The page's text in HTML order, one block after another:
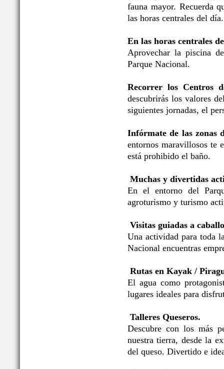
fauna mayor. Recuerda
las horas centrales del día.
En las horas centrales
Aprovechar la piscina
Parque Nacional.
Recorrer los Centros
descubrirás los valores
siguientes jornadas, el
Infórmate de las zonas
entornos maravillosos te
está prohibido el baño.
Muchas y divertidas
En el entorno del
agroturismo y turismo
Visitas guiadas a
Una actividad para toda
Nacional encuentras
Rutas en Kayak /
El agua como
lugares ideales para
Talleres Queseros.
Descubre con los más
nuestra tierra, desde la
del queso. Divertido e